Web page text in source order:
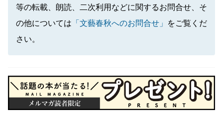
等の転載、朗読、二次利用などに関するお問合せ、そ
の他については 「文藝春秋へのお問合せ」
をご覧くだ
さい。